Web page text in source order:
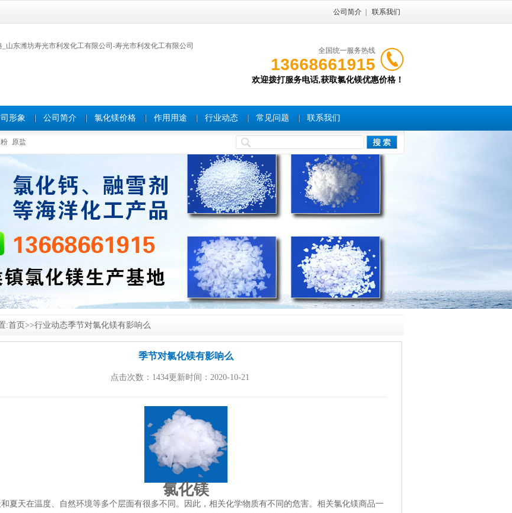
公司简介 联系我们
全国统一服务热线
13668661915
欢迎拨打服务电话,获取氯化镁优惠价格！
形象 公司简介 氯化镁价格 作用用途 行业动态 常见问题 联系我们
原盐
:首页 >>行业动态季节对氯化镁有影响么
季节对氯化镁有影响么
点击次数：1434更新时间：2020-10-21
氯化镁
夏天在温度、自然环境等多个层面有很多不同。因此，相关化学物质有不同的危害。相关氯化镁商品一